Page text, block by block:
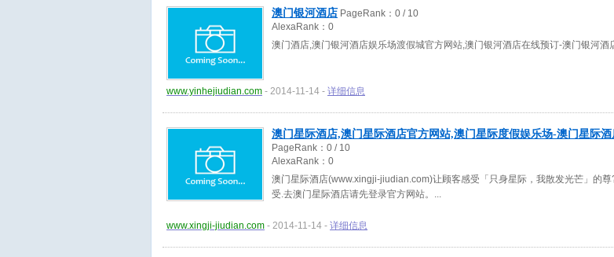
澳门银河酒店 PageRank： 0 / 10
AlexaRank： 0
澳门酒店,澳门银河酒店娱乐场渡假城官方网站,澳门银河酒店在线预订-澳门银河酒
www.yinhejiudian.com - 2014-11-14 - 详细信息
澳门星际酒店,澳门星际酒店官方网站,澳门星际度假娱乐场-澳门星际酒
PageRank： 0 / 10
AlexaRank： 0
澳门星际酒店(www.xingji-jiudian.com)让顾客感受「只身星际，我散发光芒」的尊
受.去澳门星际酒店请先登录官方网站。
www.xingji-jiudian.com - 2014-11-14 - 详细信息